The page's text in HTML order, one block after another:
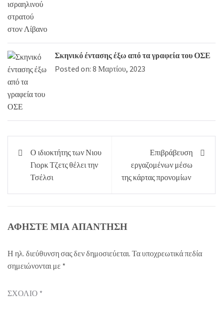
Σκηνικό έντασης έξω από τα γραφεία του ΟΣΕ
Posted on: 8 Μαρτίου, 2023
Πλοήγηση
άρθρων
Ο ιδιοκτήτης των Νιου
Γιορκ Τζετς θέλει την
Τσέλσι
Επιβράβευση
εργαζομένων μέσω
της κάρτας προνομίων
ΑΦΉΣΤΕ ΜΙΑ ΑΠΆΝΤΗΣΗ
Η ηλ. διεύθυνση σας δεν δημοσιεύεται. Τα υποχρεωτικά πεδία
σημειώνονται με *
ΣΧΌΛΙΟ *